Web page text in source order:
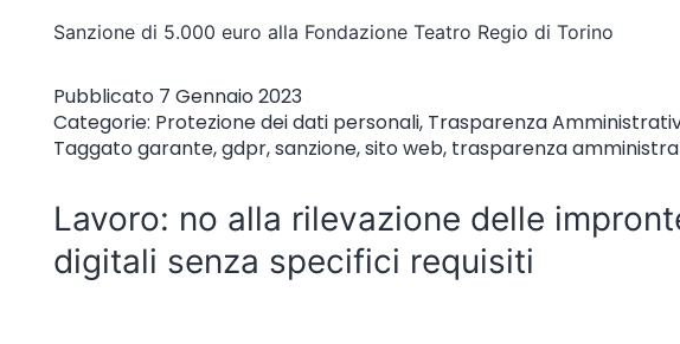
Sanzione di 5.000 euro alla Fondazione Teatro Regio di Torino
Pubblicato 7 Gennaio 2023
Categorie: Protezione dei dati personali, Trasparenza
Taggatogarante,gdpr,sanzione,sito web, trasparenza
Lavoro: no alla rilevazione delle
digitali senza specifici requisiti